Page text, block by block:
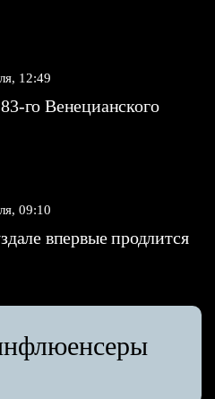
12:49
го Венецианского
09:10
впервые продлится